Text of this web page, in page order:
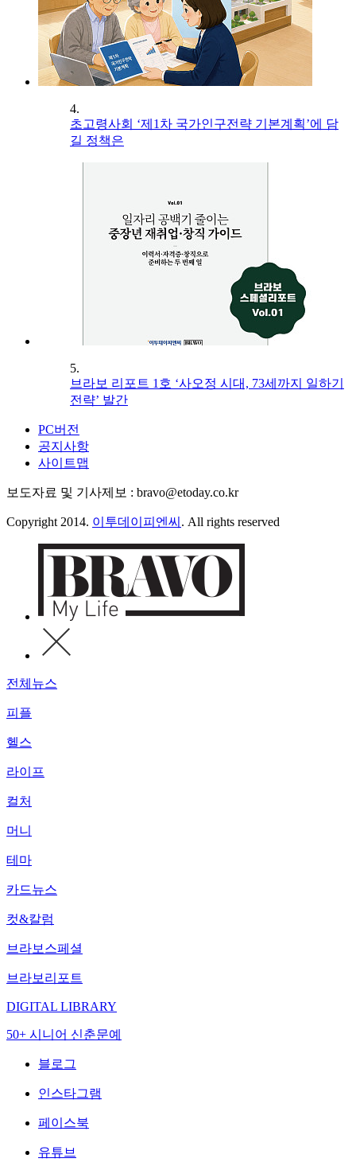
4.
초고령사회 ‘제1차 국가인구전략 기본계획’에 담
길 정책은
5.
브라보 리포트 1호 ‘사오정 시대, 73세까지 일하기
전략’ 발간
PC버전
공지사항
사이트맵
보도자료 및 기사제보 : bravo@etoday.co.kr
Copyright 2014. 이투데이피엔씨 . All rights reserved
전체뉴스
피플
헬스
라이프
컬처
머니
테마
카드뉴스
컷&칼럼
브라보스페셜
브라보리포트
DIGITAL LIBRARY
50+ 시니어 신춘문예
블로그
인스타그램
페이스북
유튜브